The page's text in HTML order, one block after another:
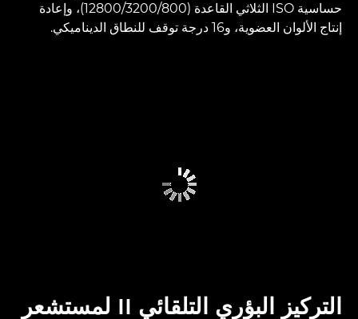
حساسية ISO الثلاثي القاعدة (800‏/3200‏/12800)، وإعادة
إنتاج الألوان العضوية، و16 درجة توقف للنطاق الديناميكي.
التركيز البؤري التلقائي II لمستشعر